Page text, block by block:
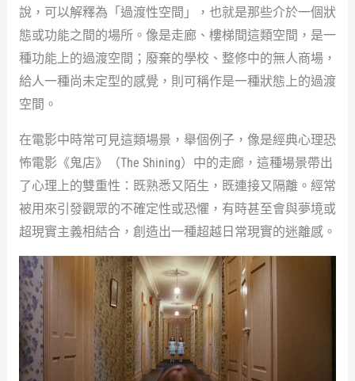
說，可以解釋為「過渡性空間」，也就是那些介於一個狀
態或功能之間的場所。像是走廊、樓梯間這類空間，是一
種功能上的過渡空間；廢棄的學校、整修中的無人商場，
給人一種尚未定型的感覺，則可稱作是一種狀態上的過渡
空間。
在電影中時常可見這類場景，舉個例子，像是經典心理恐
怖電影《鬼店》（The Shining）中的走廊，這種場景帶出
了心理上的雙重性：既熟悉又陌生，既連接又隔離。經常
被用來引發觀眾的不確定性或恐懼，有時甚至會與夢境或
超現實主義相結合，創造出一種超越日常現實的迷離感。